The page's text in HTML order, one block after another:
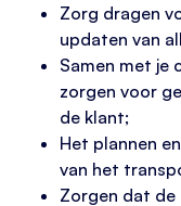
Zorg dragen
updaten van
Samen met je
zorgen voor
de klant;
Het plannen
van het
Zorgen dat